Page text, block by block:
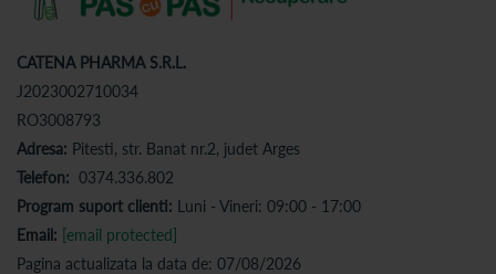
CATENA PHARMA S.R.L.
J2023002710034
RO3008793
Adresa: Pitesti, str. Banat nr.2, judet Arges
Telefon: 0374.336.802
Program suport clienti: Luni - Vineri: 09:00 - 17:00
Email: [email protected]
Pagina actualizata la data de: 07/08/2026